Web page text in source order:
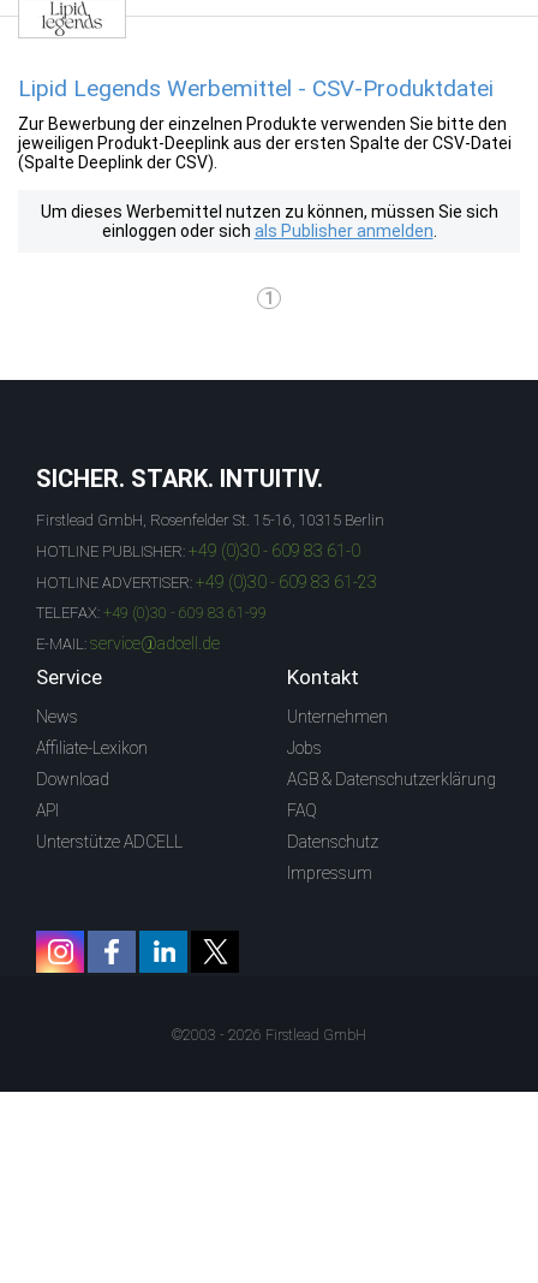
Lipid Legends Werbemittel - CSV-Produktdatei
Zur Bewerbung der einzelnen Produkte verwenden Sie bitte den
jeweiligen Produkt-Deeplink aus der ersten Spalte der CSV-Datei
(Spalte Deeplink der CSV).
Um dieses Werbemittel nutzen zu können, müssen Sie sich
einloggen oder sich als Publisher anmelden
1
SICHER. STARK. INTUITIV.
Firstlead GmbH, Rosenfelder St. 15-16, 10315 Berlin
HOTLINE PUBLISHER: +49 (0)30 - 609 83 61-0
HOTLINE ADVERTISER: +49 (0)30 - 609 83 61-23
TELEFAX: +49 (0)30 - 609 83 61-99
E-MAIL: service@adcell.de
Service
News
Affiliate-Lexikon
Download
API
Unterstütze ADCELL
Kontakt
Unternehmen
Jobs
AGB & Datenschutzerklärung
FAQ
Datenschutz
Impressum
©2003 - 2026 Firstlead GmbH